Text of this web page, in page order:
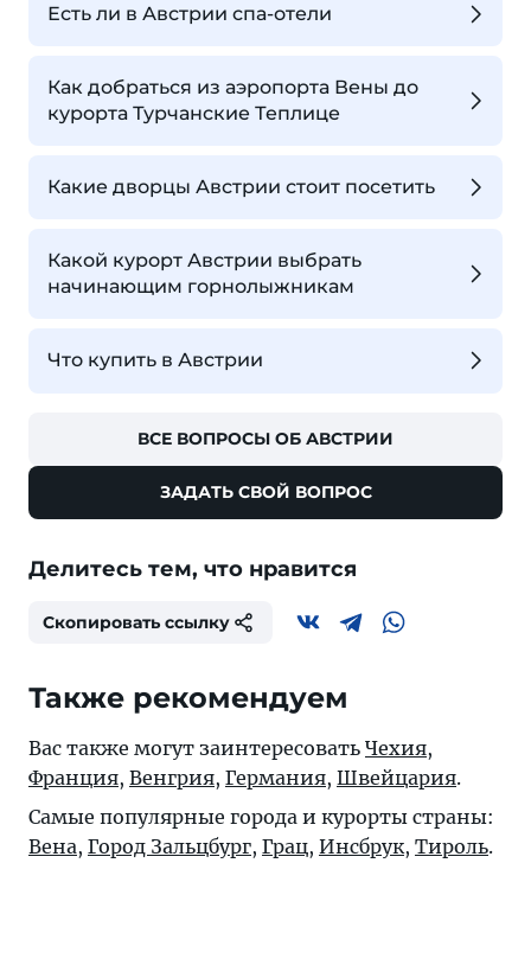
Есть ли в Австрии спа-отели
Как добраться из аэропорта Вены до
курорта Турчанские Теплице
Какие дворцы Австрии стоит посетить
Какой курорт Австрии выбрать
начинающим горнолыжникам
Что купить в Австрии
ВСЕ ВОПРОСЫ ОБ АВСТРИИ
ЗАДАТЬ СВОЙ ВОПРОС
Делитесь тем, что нравится
Скопировать ссылку
Также рекомендуем
Вас также могут заинтересовать Чехия,
Франция, Венгрия, Германия, Швейцария.
Самые популярные города и курорты страны:
Вена, Город Зальцбург, Грац, Инсбрук, Тироль.